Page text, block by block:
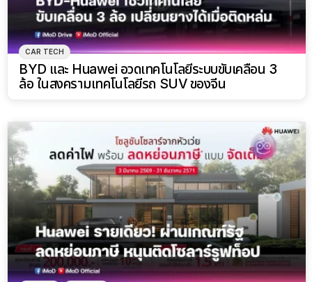
CAR TECH
BYD และ Huawei อวดเทคโนโลยีระบบขับเคลื่อน 3
ล้อ ในสงครามเทคโนโลยีรถ SUV ของจีน